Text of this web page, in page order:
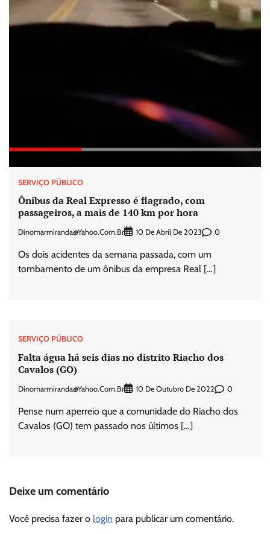
SERVIÇO PÚBLICO
Ônibus da Real Expresso é flagrado, com
passageiros, a mais de 140 km por hora
Dinomarmiranda@yahoo.com.br 10 De Abril De 2023 0
Os dois acidentes da semana passada, com um
tombamento de um ônibus da empresa Real […]
SERVIÇO PÚBLICO
Falta água há seis dias no distrito Riacho dos
Cavalos (GO)
Dinomarmiranda@yahoo.com.br 10 De Outubro De 2022 0
Pense num aperreio que a comunidade do Riacho dos
Cavalos (GO) tem passado nos últimos […]
Deixe um comentário
Você precisa fazer o login para publicar um comentário.